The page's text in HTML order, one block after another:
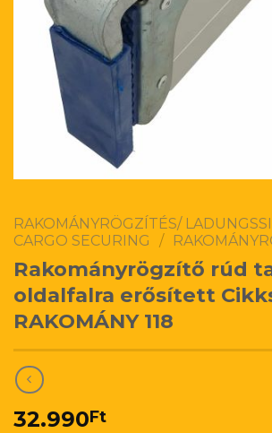
RAKOMÁNYRÖGZÍTÉS/
CARGO SECURING
/
Rakományrögzítő rúd
oldalfalra erősített
RAKOMÁNY 118
32.990Ft